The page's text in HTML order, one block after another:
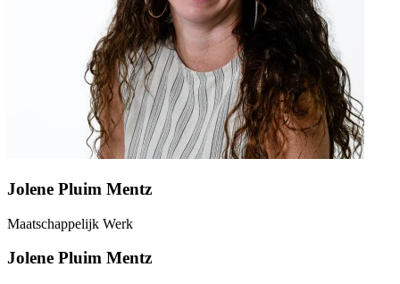
Jolene Pluim Mentz
Maatschappelijk Werk
Jolene Pluim Mentz